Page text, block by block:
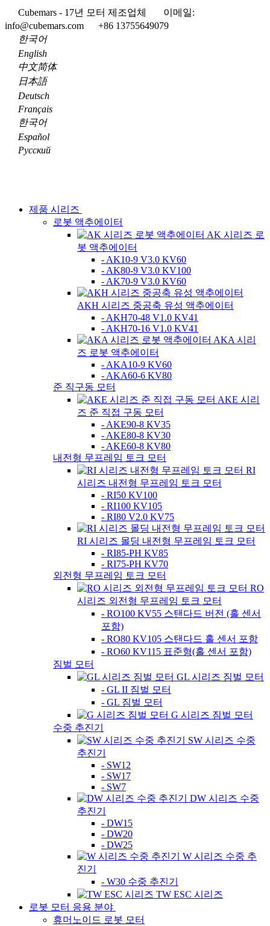
Cubemars - 17년 모터 제조업체
이메일:
info@cubemars.com
+86 13755649079
한국어
English
中文简体
日本語
Deutsch
Français
한국어
Español
Pусский
제품 시리즈
로봇 액추에이터
AK 시리즈 로
봇 액추에이터
- AK10-9 V3.0 KV60
- AK80-9 V3.0 KV100
- AK70-9 V3.0 KV60
AKH 시리즈 중공축 유성 액추에이터
- AKH70-48 V1.0 KV41
- AKH70-16 V1.0 KV41
AKA 시리
즈 로봇 액추에이터
- AKA10-9 KV60
- AKA60-6 KV80
준 직구동 모터
AKE 시리
즈 준 직접 구동 모터
- AKE90-8 KV35
- AKE80-8 KV30
- AKE60-8 KV80
내전형 무프레임 토크 모터
RI
시리즈 내전형 무프레임 토크 모터
- RI50 KV100
- RI100 KV105
- RI80 V2.0 KV75
RI 시리즈 몰딩 내전형 무프레임 토크 모터
- RI85-PH KV85
- RI75-PH KV70
외전형 무프레임 토크 모터
RO
시리즈 외전형 무프레임 토크 모터
- RO100 KV55 스탠다드 버전 (홀 센서
포함)
- RO80 KV105 스탠다드 홀 센서 포함
- RO60 KV115 표준형(홀 센서 포함)
짐벌 모터
GL 시리즈 짐벌 모터
- GL II 짐벌 모터
- GL 짐벌 모터
G 시리즈 짐벌 모터
수중 추진기
SW 시리즈 수중
추진기
- SW12
- SW17
- SW7
DW 시리즈 수중
추진기
- DW15
- DW20
- DW25
W 시리즈 수중 추
진기
- W30 수중 추진기
TW ESC 시리즈
로봇 모터 응용 분야
휴머노이드 로봇 모터